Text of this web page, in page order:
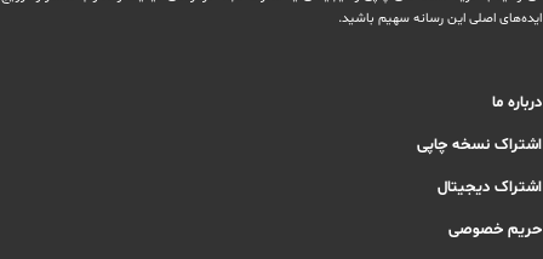
ایده‌های اصلی این رسانه سهیم باشید.
درباره ما
اشتراک نسخه چاپی
اشتراک دیجیتال
حریم خصوصی